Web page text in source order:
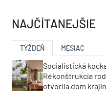
NAJČÍTANEJŠIE
TÝŽDEŇ MESIAC
Socialistická
Rekonštrukcia
otvorila dom